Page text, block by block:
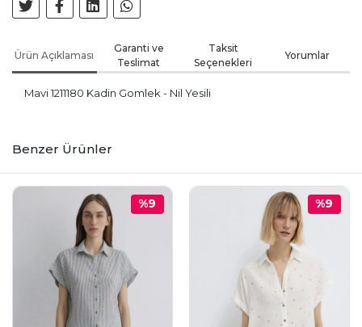
Ürün Açıklaması
Garanti ve
Teslimat
Taksit
Seçenekleri
Yorumlar
Mavi 1211180 Kadin Gomlek - Nil Yesili
Benzer Ürünler
%9 %9